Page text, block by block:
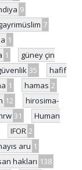
9
7
1
1
güney çin
35
hafif
1 hamas 2
12
hirosima-
31
Human
IFOR 2
aru 1
hakları 138